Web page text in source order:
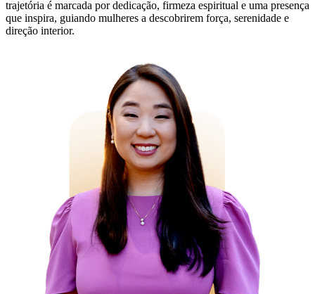
trajetória é marcada por dedicação, firmeza espiritual e uma presença
que inspira, guiando mulheres a descobrirem força, serenidade e
direção interior.